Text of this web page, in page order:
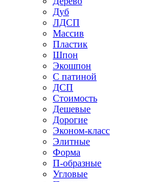
Дуб
ЛДСП
Массив
Пластик
Шпон
Экошпон
С патиной
ДСП
Стоимость
Дешевые
Дорогие
Эконом-класс
Элитные
Форма
П-образные
Угловые